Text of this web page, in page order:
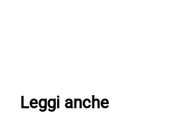
Leggi anche